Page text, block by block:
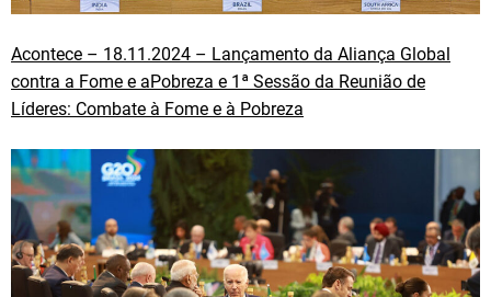
Acontece – 18.11.2024 – Lançamento da Aliança Global
contra a Fome e aPobreza e 1ª Sessão da Reunião de
Líderes: Combate à Fome e à Pobreza